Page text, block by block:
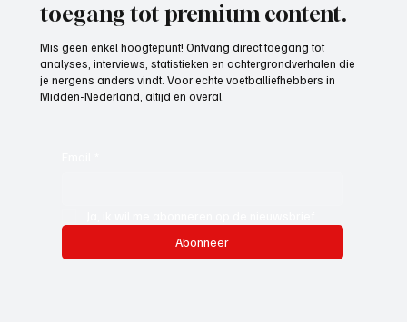
toegang tot premium content.
Mis geen enkel hoogtepunt! Ontvang direct toegang tot
analyses, interviews, statistieken en achtergrondverhalen die
je nergens anders vindt. Voor echte voetballiefhebbers in
Midden-Nederland, altijd en overal.
Abonneer